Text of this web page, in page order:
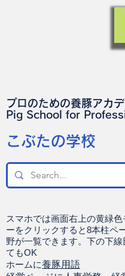
プロのための養豚アカ
​Pig School for
​こぶたの学校
スマホでは画面右上の黄緑色
ーをクリックすると8本柱ペ
野が一覧できます。下の下
てもOK
ホームに養豚用語